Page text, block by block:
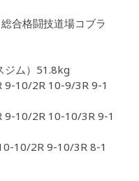
合格闘技道場コブラ
ジム）51.8kg
9-10/2R 10-9/3R 9-1
10/2R 10-10/3R 9-1
2R 9-10/3R 8-1